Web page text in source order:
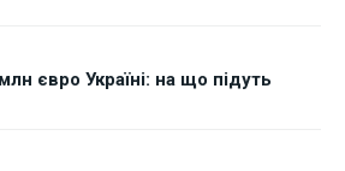
євро Україні: на що підуть